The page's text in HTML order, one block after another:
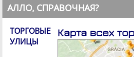
АЛЛО, СПРАВОЧНАЯ?
Карта всех
ТОРГОВЫЕ
УЛИЦЫ